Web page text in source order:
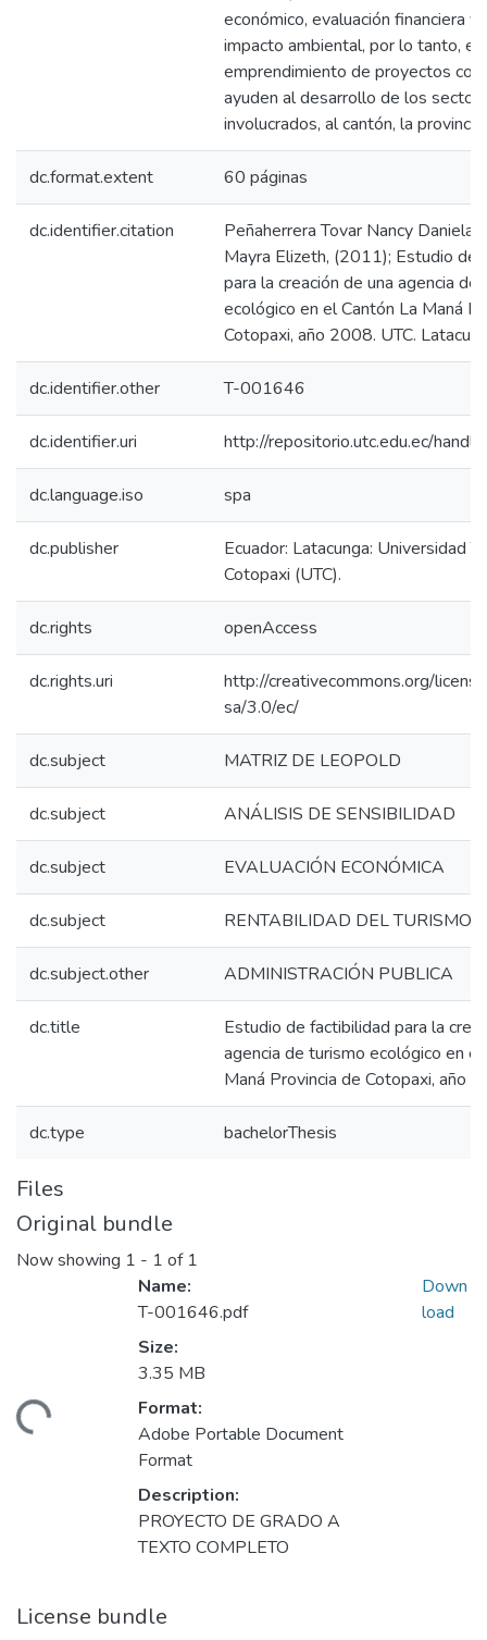
económico, evaluación financiera y
impacto ambiental, por lo tanto,
emprendimiento de proyectos
ayuden al desarrollo de los
involucrados, al cantón, la
dc.format.extent 60 páginas
dc.identifier.citation
Peñaherrera Tovar Nancy Daniela,
Mayra Elizeth, (2011); Estudio de
para la creación de una agencia de
ecológico en el Cantón La Maná
Cotopaxi, año 2008. UTC.
dc.identifier.other T-001646
dc.identifier.uri http://repositorio.utc.edu.ec/
dc.language.iso spa
dc.publisher
Ecuador: Latacunga: Universidad
Cotopaxi (UTC).
dc.rights openAccess
dc.rights.uri
http://creativecommons.org/
sa/3.0/ec/
dc.subject MATRIZ DE LEOPOLD
dc.subject ANÁLISIS DE SENSIBILIDAD
dc.subject EVALUACIÓN ECONÓMICA
dc.subject RENTABILIDAD DEL TURISMO
dc.subject.other ADMINISTRACIÓN PUBLICA
dc.title
Estudio de factibilidad para la
agencia de turismo ecológico en
Maná Provincia de Cotopaxi, año
dc.type bachelorThesis
Files
Original bundle
Now showing 1 - 1 of 1
Name:
T-001646.pdf
Size:
3.35 MB
Format:
Adobe Portable Document
Format
Description:
PROYECTO DE GRADO A
TEXTO COMPLETO
Down
load
License bundle